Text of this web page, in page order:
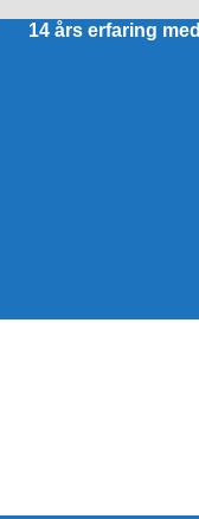
14 års erfaring